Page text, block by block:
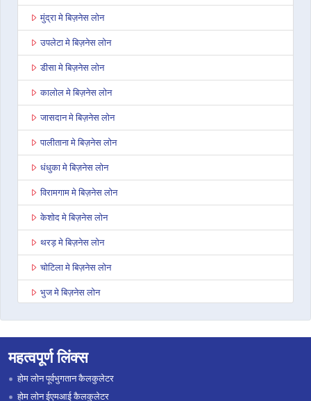
मुंद्रा मे बिज़नेस लोन
उपलेटा मे बिज़नेस लोन
डीसा मे बिज़नेस लोन
कालोल मे बिज़नेस लोन
जासदान मे बिज़नेस लोन
पालीताना मे बिज़नेस लोन
धंधुका मे बिज़नेस लोन
विरामगाम मे बिज़नेस लोन
केशोद मे बिज़नेस लोन
थरड़ मे बिज़नेस लोन
चोटिला मे बिज़नेस लोन
भुज मे बिज़नेस लोन
बारडोली मे बिज़नेस लोन
साणंद मे बिज़नेस लोन
महत्वपूर्ण लिंक्स
होम लोन पूर्वभुगतान कैलकुलेटर
होम लोन ईएमआई कैलकुलेटर